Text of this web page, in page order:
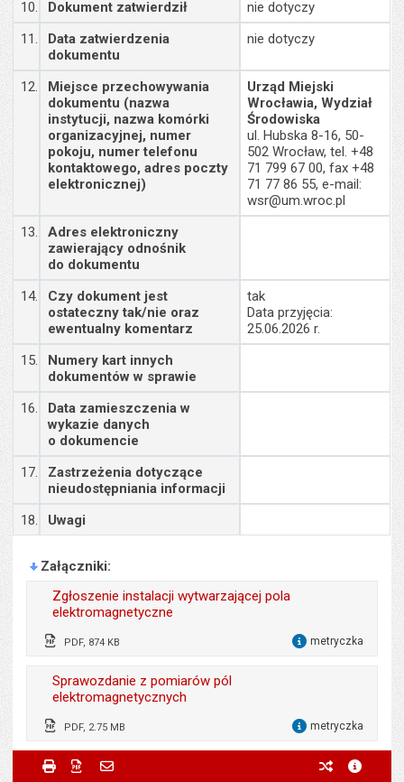
10.
Dokument zatwierdził
nie dotyczy
11.
Data zatwierdzenia
dokumentu
nie dotyczy
12.
Miejsce przechowywania
dokumentu (nazwa
instytucji, nazwa komórki
organizacyjnej, numer
pokoju, numer telefonu
kontaktowego, adres poczty
elektronicznej)
Urząd Miejski
Wrocławia, Wydział
Środowiska
ul. Hubska 8-16, 50-
502 Wrocław, tel. +48
71 799 67 00, fax +48
71 77 86 55, e-mail:
wsr@um.wroc.pl
13.
Adres elektroniczny
zawierający odnośnik
do dokumentu
14.
Czy dokument jest
ostateczny tak/nie oraz
ewentualny komentarz
tak
Data przyjęcia:
25.06.2026 r.
15.
Numery kart innych
dokumentów w sprawie
16.
Data zamieszczenia w
wykazie danych
o dokumencie
17.
Zastrzeżenia dotyczące
nieudostępniania informacji
18.
Uwagi
Załączniki
Zgłoszenie instalacji wytwarzającej pola
elektromagnetyczne
PDF, 874 KB metryczka
Wytworzył:
Jarosław Minc
Data opublikowania:
Sprawozdanie z pomiarów pól
elektromagnetycznych
PDF, 2.75 MB metryczka
Wytworzył:
Anna Gawrol-Porosa
Metryczka
Odpowiedzialny za treść:
Małgorzata Demianowicz
Powiadom znajomego
Powiadom znajomego
Twoje imię i nazwisko
Drukuj Zapisz do PDF poprzednie